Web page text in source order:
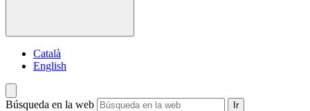
Català
English
Búsqueda en la web Ir